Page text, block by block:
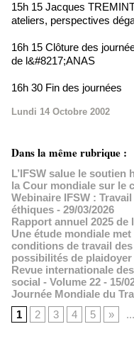
15h 15 Jacques
ateliers, perspectives
16h 15 Clôture des
de l&#8217;ANAS
16h 30 Fin des journées
Lundi 14 Octobre 2002
Dans la même rubrique :
L’IFSW salue le soutien
la Cour mondiale sur le
Webinaire IFSW :
éthiques - 29/03/2026
Rapport annuel 2025 de
Une étude mondiale
conditions de travail
possibilités de plaidoyer
Revue internationale
social - Volume 22 - 15/
Journée Mondiale du
1
2 3 4 5 » ...